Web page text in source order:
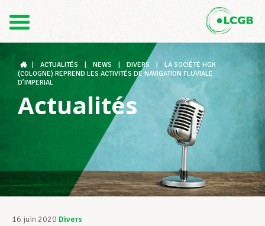
DE
Le LCGB
Structures syndicales
Assistance au Travail
ACTUALITÉS NEWS DIVERS
LA SOCIÉTÉ HGK
(COLOGNE) REPREND LES ACTIVITÉS DE NAVIGATION FLUVIALE
D’IMPERIAL
Actualités
16 juin 2020 Divers